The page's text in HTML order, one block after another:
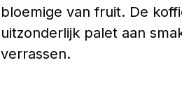
bloemige van fruit. De
uitzonderlijk palet aan
verrassen.